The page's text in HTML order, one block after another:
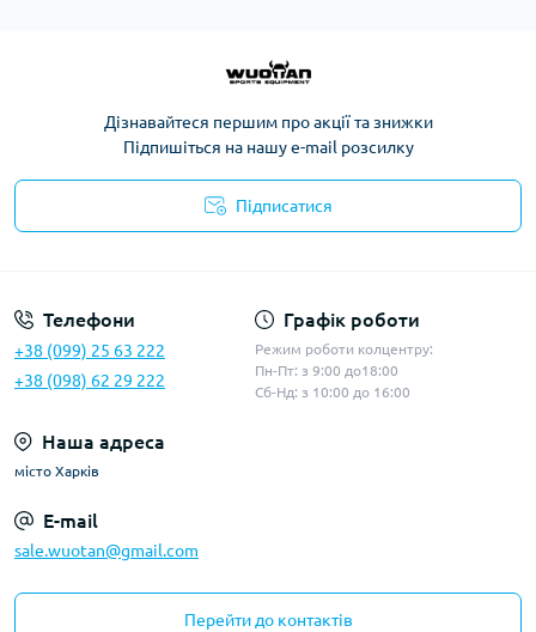
Дізнавайтеся першим про акції та знижки
Підпишіться на нашу e-mail розсилку
Підписатися
Телефони
+38 (099) 25 63 222
+38 (098) 62 29 222
Графік роботи
Режим роботи колцентру:
Пн-Пт: з 9:00 до18:00
Сб-Нд: з 10:00 до 16:00
Наша адреса
місто Харків
E-mail
sale.wuotan@gmail.com
Перейти до контактів